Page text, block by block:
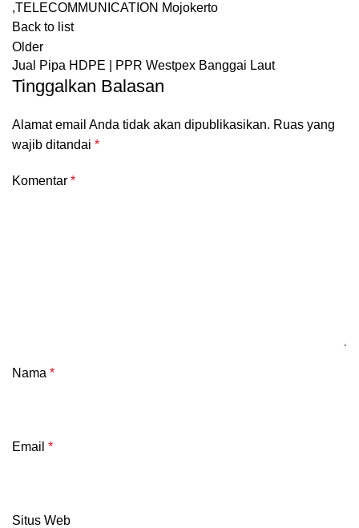
,TELECOMMUNICATION Mojokerto
Back to list
Older
Jual Pipa HDPE | PPR Westpex Banggai Laut
Tinggalkan Balasan
Alamat email Anda tidak akan dipublikasikan. Ruas yang
wajib ditandai *
Komentar *
Nama *
Email *
Situs Web